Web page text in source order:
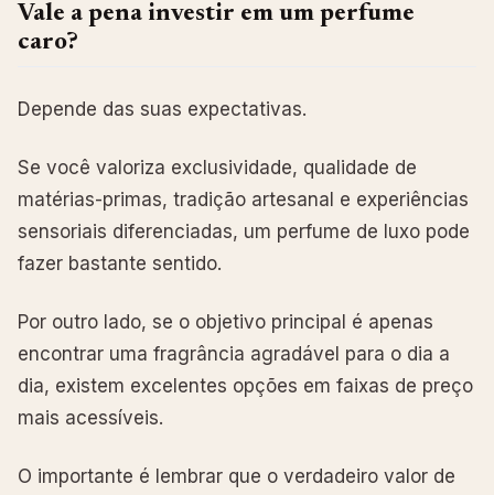
Vale a pena investir em um perfume
caro?
Depende das suas expectativas.
Se você valoriza exclusividade, qualidade de
matérias-primas, tradição artesanal e experiências
sensoriais diferenciadas, um perfume de luxo pode
fazer bastante sentido.
Por outro lado, se o objetivo principal é apenas
encontrar uma fragrância agradável para o dia a
dia, existem excelentes opções em faixas de preço
mais acessíveis.
O importante é lembrar que o verdadeiro valor de